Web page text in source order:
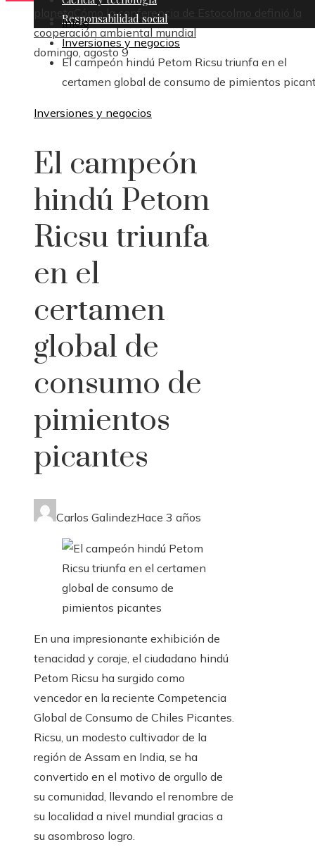
planeta
Cómo la conferencia de Estocolmo definió la
cooperación ambiental mundial
domingo, agosto 9
Responsabilidad social
Inicio
Inversiones y negocios
El campeón hindú Petom Ricsu triunfa en el
certamen global de consumo de pimientos
Inversiones y negocios
El campeón
hindú Petom
Ricsu triunfa
en el
certamen
global de
consumo de
pimientos
picantes
Carlos GalindezHace 3 años
En una impresionante exhibición de
tenacidad y coraje, el ciudadano hindú
Petom Ricsu ha surgido como
vencedor en la reciente Competencia
Global de Consumo de Chiles Picantes.
Ricsu, un modesto cultivador de la
región de Assam en India, se ha
convertido en el motivo de orgullo de
su comunidad, llevando el renombre de
su localidad a nivel mundial gracias a
su asombroso logro.